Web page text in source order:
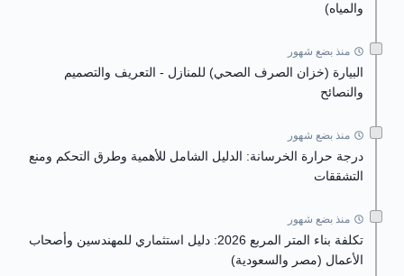
والمياه)
منذ بضع شهور
البيارة (خزان الصرف الصحي) للمنازل - التعريف والتصميم
والنصائح
منذ بضع شهور
درجة حرارة الخرسانة: الدليل الشامل للأهمية وطرق التحكم ومنع
التشققات
منذ بضع شهور
تكلفة بناء المتر المربع 2026: دليل استثماري للمهندسين وأصحاب
الأعمال (مصر والسعودية)